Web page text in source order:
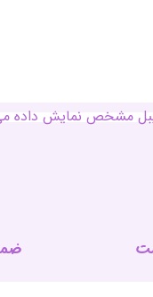
لیبل مشخص نمایش